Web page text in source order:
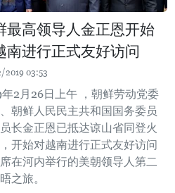
最高领导人金正恩开始
南进行正式友好访问
2019 03:53
年2月26日上午 ，朝鲜劳动党委
朝鲜人民民主共和国国务委员
长金正恩已抵达谅山省同登火
开始对越南进行正式友好访问
在河内举行的美朝领导人第二
之旅。